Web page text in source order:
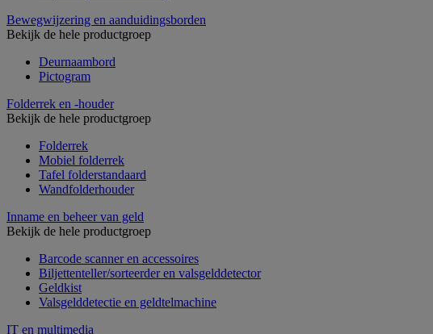
Bewegwijzering en aanduidingsborden
Bekijk de hele productgroep
Deurnaambord
Pictogram
Folderrek en -houder
Bekijk de hele productgroep
Folderrek
Mobiel folderrek
Tafel folderstandaard
Wandfolderhouder
Inname en beheer van geld
Bekijk de hele productgroep
Barcode scanner en accessoires
Biljettenteller/sorteerder en valsgelddetector
Geldkist
Valsgelddetectie en geldtelmachine
IT en multimedia